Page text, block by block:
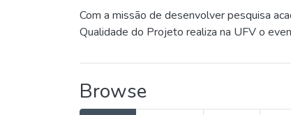
Com a missão de desenvolver pesquisa
Qualidade do Projeto realiza na UFV o
Browse